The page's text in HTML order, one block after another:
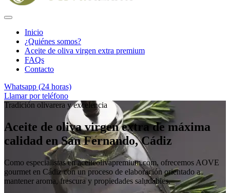
Inicio
¿Quiénes somos?
Aceite de oliva virgen extra premium
FAQs
Contacto
Whatsapp (24 horas)
Llamar por teléfono
Tradición olivarera y excelencia
Aceite de oliva virgen extra de máxima
calidad en San Fernando, Cádiz
Como especialistas en aceiteolivapremium.com, ofrecemos AOVE
gourmet en Cádiz con un proceso de elaboración orientado a
mantener aroma, frescura y propiedades saludables.